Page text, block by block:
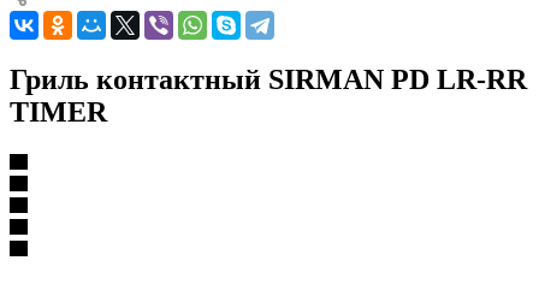
Гриль контактный SIRMAN PD LR-RR
TIMER